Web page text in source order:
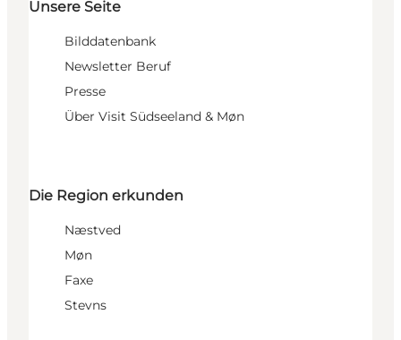
Unsere Seite
Bilddatenbank
Newsletter Beruf
Presse
Über Visit Südseeland & Møn
Die Region erkunden
Næstved
Møn
Faxe
Stevns